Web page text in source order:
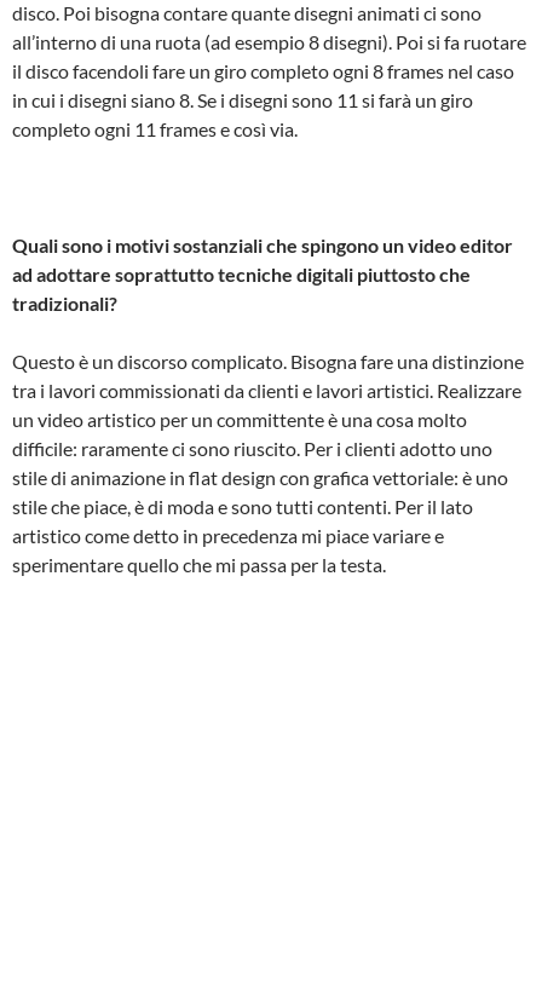
disco. Poi bisogna contare quante disegni animati ci sono
all’interno di una ruota (ad esempio 8 disegni). Poi si fa ruotare
il disco facendoli fare un giro completo ogni 8 frames nel caso
in cui i disegni siano 8. Se i disegni sono 11 si farà un giro
completo ogni 11 frames e così via.
Quali sono i motivi sostanziali che spingono un video editor
ad adottare soprattutto tecniche digitali piuttosto che
tradizionali?
Questo è un discorso complicato. Bisogna fare una distinzione
tra i lavori commissionati da clienti e lavori artistici. Realizzare
un video artistico per un committente è una cosa molto
difficile: raramente ci sono riuscito. Per i clienti adotto uno
stile di animazione in flat design con grafica vettoriale: è uno
stile che piace, è di moda e sono tutti contenti. Per il lato
artistico come detto in precedenza mi piace variare e
sperimentare quello che mi passa per la testa.